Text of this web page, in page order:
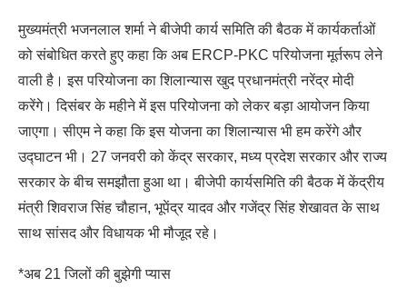
मुख्यमंत्री भजनलाल शर्मा ने बीजेपी कार्य समिति की बैठक में कार्यकर्ताओं
को संबोधित करते हुए कहा कि अब ERCP-PKC परियोजना मूर्तरूप लेने
वाली है। इस परियोजना का शिलान्यास खुद प्रधानमंत्री नरेंद्र मोदी
करेंगे। दिसंबर के महीने में इस परियोजना को लेकर बड़ा आयोजन किया
जाएगा। सीएम ने कहा कि इस योजना का शिलान्यास भी हम करेंगे और
उद्घाटन भी। 27 जनवरी को केंद्र सरकार, मध्य प्रदेश सरकार और राज्य
सरकार के बीच समझौता हुआ था। बीजेपी कार्यसमिति की बैठक में केंद्रीय
मंत्री शिवराज सिंह चौहान, भूपेंद्र यादव और गजेंद्र सिंह शेखावत के साथ
साथ सांसद और विधायक भी मौजूद रहे।
*अब 21 जिलों की बुझेगी प्यास